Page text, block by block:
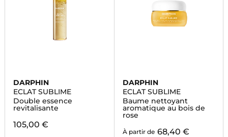
DARPHIN
ECLAT SUBLIME
Double essence
revitalisante
105,00 €
DARPHIN
ECLAT SUBLIME
Baume nettoyant
aromatique au bois de
rose
À partir de 68,40 €